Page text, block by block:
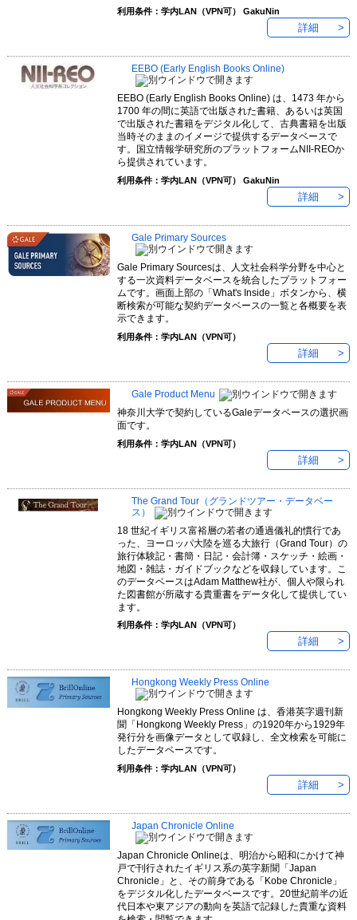
利用条件：学内LAN（VPN可） GakuNin
詳細
EEBO (Early English Books Online)
EEBO (Early English Books Online) は、1473 年から
1700 年の間に英語で出版された書籍、あるいは英国
で出版された書籍をデジタル化して、古典書籍を出版
当時そのままのイメージで提供するデータベースで
す。国立情報学研究所のプラットフォームNII-REOか
ら提供されています。
利用条件：学内LAN（VPN可） GakuNin
詳細
Gale Primary Sources
Gale Primary Sourcesは、人文社会科学分野を中心と
する一次資料データベースを統合したプラットフォー
ムです。画面上部の「What's Inside」ボタンから、横
断検索が可能な契約データベースの一覧と各概要を表
示できます。
利用条件：学内LAN（VPN可）
詳細
Gale Product Menu
神奈川大学で契約しているGaleデータベースの選択画
面です。
利用条件：学内LAN（VPN可）
詳細
The Grand Tour（グランドツアー・データベー
ス）
18 世紀イギリス富裕層の若者の通過儀礼的慣行であ
った、ヨーロッパ大陸を巡る大旅行（Grand Tour）の
旅行体験記・書簡・日記・会計簿・スケッチ・絵画・
地図・雑誌・ガイドブックなどを収録しています。こ
のデータベースはAdam Matthew社が、個人や限られ
た図書館が所蔵する貴重書をデータ化して提供してい
ます。
利用条件：学内LAN（VPN可）
詳細
Hongkong Weekly Press Online
Hongkong Weekly Press Online は、香港英字週刊新
聞「Hongkong Weekly Press」の1920年から1929年
発行分を画像データとして収録し、全文検索を可能に
したデータベースです。
利用条件：学内LAN（VPN可）
詳細
Japan Chronicle Online
Japan Chronicle Onlineは、明治から昭和にかけて神
戸で刊行されたイギリス系の英字新聞「Japan
Chronicle」と、その前身である「Kobe Chronicle」
をデジタル化したデータベースです。20世紀前半の近
代日本や東アジアの動向を英語で記録した貴重な資料